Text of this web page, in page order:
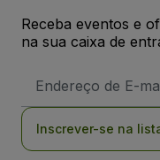
Receba eventos e
na sua caixa de
de
Inscrever-se na